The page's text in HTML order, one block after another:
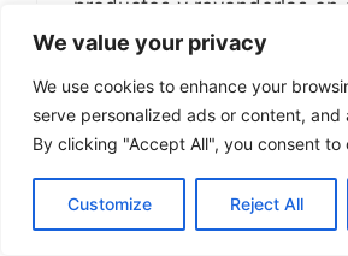
We value your privacy
We use cookies to enhance your
serve personalized ads or content,
By clicking "Accept All", you consent to
Customize Reject All
productos y revenderlas en